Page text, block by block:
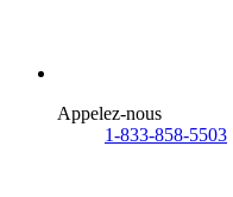
Appelez-nous
1-833-858-5503